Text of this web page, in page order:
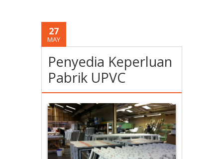
27
MAY
Penyedia Keperluan
Pabrik UPVC